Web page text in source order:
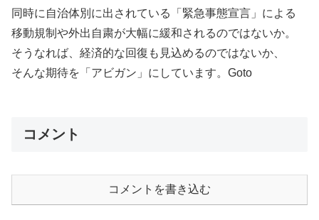
同時に自治体別に出されている「緊急事態宣言」による
移動規制や外出自粛が大幅に緩和されるのではないか。
そうなれば、経済的な回復も見込めるのではないか、
そんな期待を「アビガン」にしています。Goto
コメント
コメントを書き込む